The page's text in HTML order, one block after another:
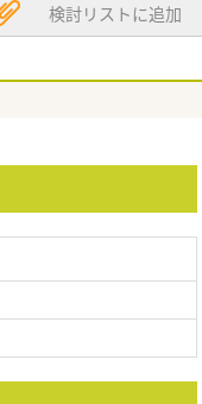
検討リストに追加